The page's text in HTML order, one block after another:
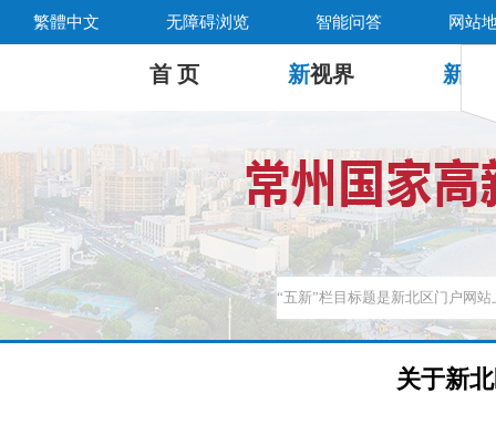
繁體中文 无障碍浏览 智能问答 网站
首 页 新视界 新
关于新